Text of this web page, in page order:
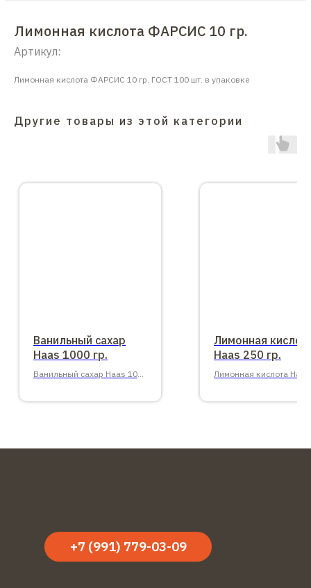
Лимонная кислота ФАРСИС 10 гр.
Артикул:
Лимонная кислота ФАРСИС 10 гр. ГОСТ 100 шт. в упаковке
Другие товары из этой категории
Ванильный сахар
Haas 1000 гр.
Ванильный сахар Haas 1000
Лимонная
Haas 250 гр.
Лимонная кислота
+7 (991) 779-03-09